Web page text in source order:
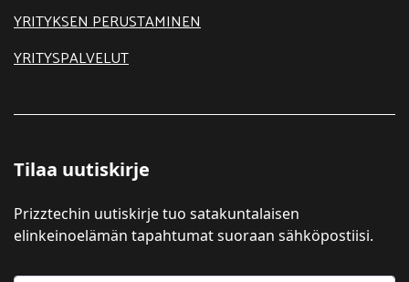
YRITYKSEN PERUSTAMINEN
YRITYSPALVELUT
Tilaa uutiskirje
Prizztechin uutiskirje tuo satakuntalaisen
elinkeinoelämän tapahtumat suoraan sähköpostiisi.